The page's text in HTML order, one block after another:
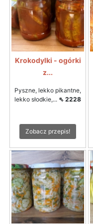
Krokodylki - ogórki
z...
Pyszne, lekko pikantne,
lekko słodkie,... ⇖ 2228
Zobacz przepis!